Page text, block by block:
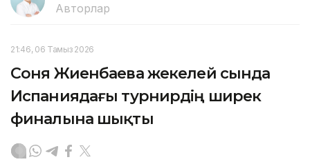
Авторлар
21:46, 06 Тамыз 2026
Соня Жиенбаева жекелей сында
Испаниядағы турнирдің ширек
финалына шықты